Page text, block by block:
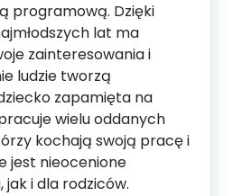
programową. Dzięki
lat ma
zainteresowania i
ludzie tworzą
zapamięta na
wielu oddanych
kochają swoją pracę i
jest nieocenione
jak i dla rodziców.